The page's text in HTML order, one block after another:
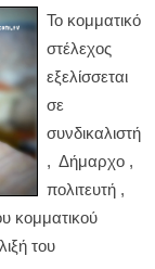
Το κομματικό
στέλεχος
εξελίσσεται
σε
συνδικαλιστή
, Δήμαρχο ,
πολιτευτή ,
κομματικού
του